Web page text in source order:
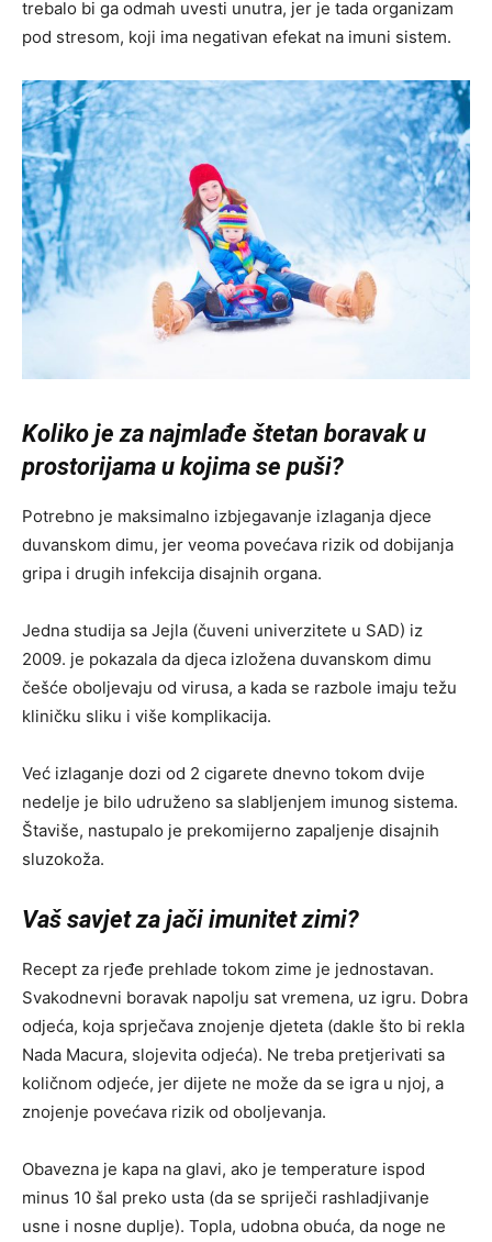
trebalo bi ga odmah uvesti unutra, jer je tada organizam
pod stresom, koji ima negativan efekat na imuni sistem.
Koliko je za najmlađe štetan boravak u
prostorijama u kojima se puši?
Potrebno je maksimalno izbjegavanje izlaganja djece
duvanskom dimu, jer veoma povećava rizik od dobijanja
gripa i drugih infekcija disajnih organa.
Jedna studija sa Jejla (čuveni univerzitete u SAD) iz
2009. je pokazala da djeca izložena duvanskom dimu
češće oboljevaju od virusa, a kada se razbole imaju težu
kliničku sliku i više komplikacija.
Već izlaganje dozi od 2 cigarete dnevno tokom dvije
nedelje je bilo udruženo sa slabljenjem imunog sistema.
Štaviše, nastupalo je prekomijerno zapaljenje disajnih
sluzokoža.
Vaš savjet za jači imunitet zimi?
Recept za rjeđe prehlade tokom zime je jednostavan.
Svakodnevni boravak napolju sat vremena, uz igru. Dobra
odjeća, koja sprječava znojenje djeteta (dakle što bi rekla
Nada Macura, slojevita odjeća). Ne treba pretjerivati sa
količnom odjeće, jer dijete ne može da se igra u njoj, a
znojenje povećava rizik od oboljevanja.
Obavezna je kapa na glavi, ako je temperature ispod
minus 10 šal preko usta (da se spriječi rashladjivanje
usne i nosne duplje). Topla, udobna obuća, da noge ne